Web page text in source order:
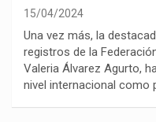
15/04/2024
Una vez más, la
registros de la
Valeria Álvarez Agurto,
nivel internacional como